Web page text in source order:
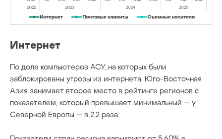
Интернет
По доле компьютеров АСУ, на которых были
заблокированы угрозы из интернета, Юго-Восточная
Азия занимает второе место в рейтинге регионов с
показателем, который превышает минимальный — у
Северной Европы — в 2,2 раза.